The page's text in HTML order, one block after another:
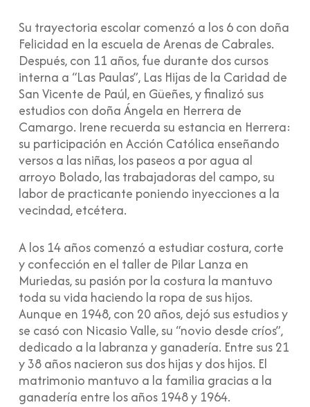
Su trayectoria escolar comenzó a los 6 con doña
Felicidad en la escuela de Arenas de Cabrales.
Después, con 11 años, fue durante dos cursos
interna a “Las Paulas”, Las Hijas de la Caridad de
San Vicente de Paúl, en Güeñes, y finalizó sus
estudios con doña Ángela en Herrera de
Camargo. Irene recuerda su estancia en Herrera:
su participación en Acción Católica enseñando
versos a las niñas, los paseos a por agua al
arroyo Bolado, las trabajadoras del campo, su
labor de practicante poniendo inyecciones a la
vecindad, etcétera.
A los 14 años comenzó a estudiar costura, corte
y confección en el taller de Pilar Lanza en
Muriedas, su pasión por la costura la mantuvo
toda su vida haciendo la ropa de sus hijos.
Aunque en 1948, con 20 años, dejó sus estudios y
se casó con Nicasio Valle, su “novio desde críos”,
dedicado a la labranza y ganadería. Entre sus 21
y 38 años nacieron sus dos hijas y dos hijos. El
matrimonio mantuvo a la familia gracias a la
ganadería entre los años 1948 y 1964.